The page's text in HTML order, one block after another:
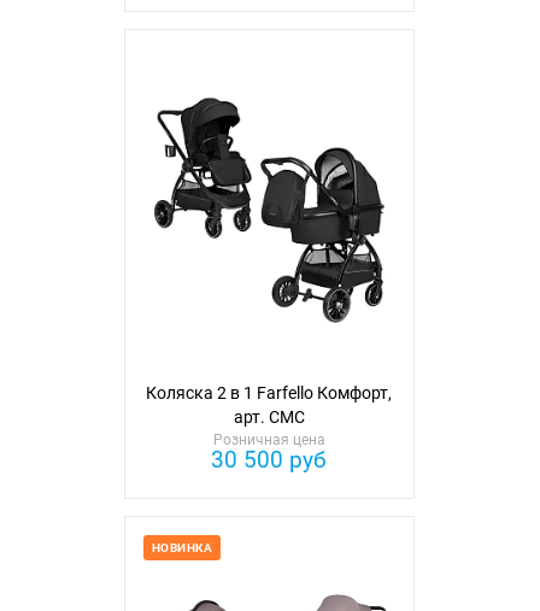
Коляска 2 в 1 Farfello Комфорт,
арт. CMC
Розничная цена
30 500 руб
НОВИНКА